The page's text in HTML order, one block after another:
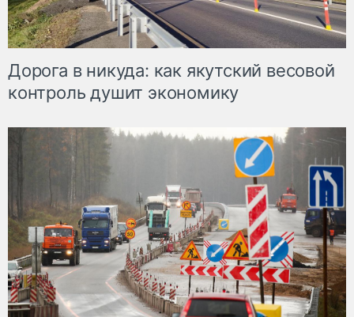
Дорога в никуда: как якутский весовой
контроль душит экономику